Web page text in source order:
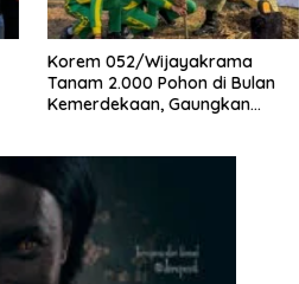
Balap Liar Digagalkan! 9 Motor
dan 11 Pemuda Diamankan
dalam Patroli Brimob Polda